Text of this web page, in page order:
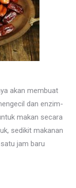
akan membuat
dan enzim-
makan secara
sedikit makanan
jam baru